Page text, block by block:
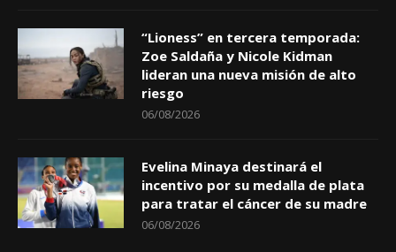
“Lioness” en tercera temporada:
Zoe Saldaña y Nicole Kidman
lideran una nueva misión de alto
riesgo
06/08/2026
Evelina Minaya destinará el
incentivo por su medalla de plata
para tratar el cáncer de su madre
06/08/2026